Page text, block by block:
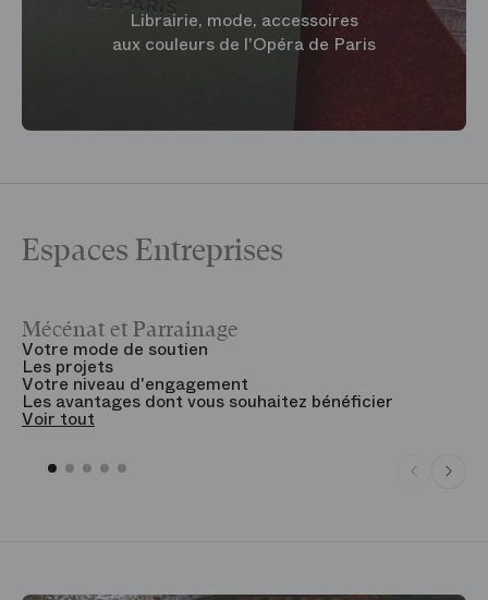
Librairie, mode, accessoires
aux couleurs de l'Opéra de Paris
Espaces Entreprises
Mécénat et Parrainage
Votre mode de soutien
Les projets
Votre niveau d'engagement
Les avantages dont vous souhaitez bénéficier
Voir tout